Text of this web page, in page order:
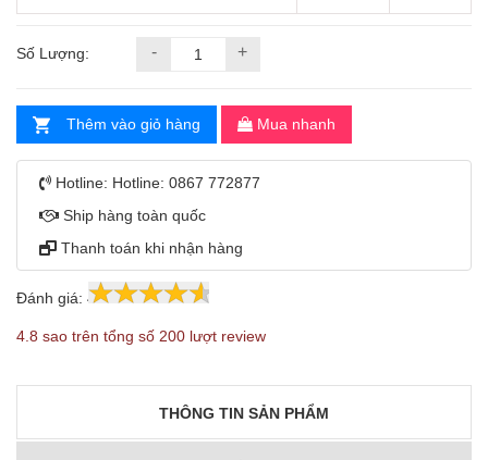
Số Lượng: - +
Thêm vào giỏ hàng Mua nhanh
Hotline: Hotline: 0867 772877
Ship hàng toàn quốc
Thanh toán khi nhận hàng
Đánh giá: 4.8 200
4.8 sao trên tổng số 200 lượt review
THÔNG TIN SẢN PHẨM